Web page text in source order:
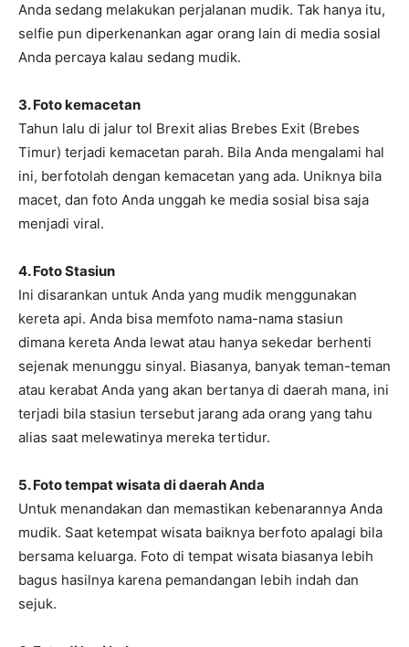
Anda sedang melakukan perjalanan mudik. Tak hanya itu,
selfie pun diperkenankan agar orang lain di media sosial
Anda percaya kalau sedang mudik.
3. Foto kemacetan
Tahun lalu di jalur tol Brexit alias Brebes Exit (Brebes
Timur) terjadi kemacetan parah. Bila Anda mengalami hal
ini, berfotolah dengan kemacetan yang ada. Uniknya bila
macet, dan foto Anda unggah ke media sosial bisa saja
menjadi viral.
4. Foto Stasiun
Ini disarankan untuk Anda yang mudik menggunakan
kereta api. Anda bisa memfoto nama-nama stasiun
dimana kereta Anda lewat atau hanya sekedar berhenti
sejenak menunggu sinyal. Biasanya, banyak teman-teman
atau kerabat Anda yang akan bertanya di daerah mana, ini
terjadi bila stasiun tersebut jarang ada orang yang tahu
alias saat melewatinya mereka tertidur.
5. Foto tempat wisata di daerah Anda
Untuk menandakan dan memastikan kebenarannya Anda
mudik. Saat ketempat wisata baiknya berfoto apalagi bila
bersama keluarga. Foto di tempat wisata biasanya lebih
bagus hasilnya karena pemandangan lebih indah dan
sejuk.